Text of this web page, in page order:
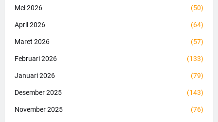
Mei 2026 (50)
April 2026 (64)
Maret 2026 (57)
Februari 2026 (133)
Januari 2026 (79)
Desember 2025 (143)
November 2025 (76)